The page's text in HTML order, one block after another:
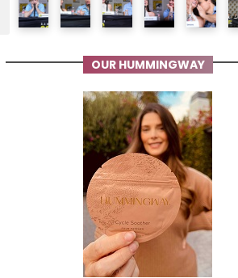
OUR HUMMINGWAY